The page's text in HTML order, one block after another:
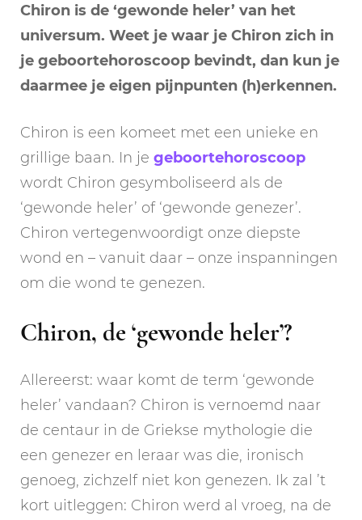
Chiron is de ‘gewonde heler’ van het
universum. Weet je waar je Chiron zich in
je geboortehoroscoop bevindt, dan kun je
daarmee je eigen pijnpunten (h)erkennen.
Chiron is een komeet met een unieke en
grillige baan. In je geboortehoroscoop
wordt Chiron gesymboliseerd als de
‘gewonde heler’ of ‘gewonde genezer’.
Chiron vertegenwoordigt onze diepste
wond en – vanuit daar – onze inspanningen
om die wond te genezen.
Chiron, de ‘gewonde heler’?
Allereerst: waar komt de term ‘gewonde
heler’ vandaan? Chiron is vernoemd naar
de centaur in de Griekse mythologie die
een genezer en leraar was die, ironisch
genoeg, zichzelf niet kon genezen. Ik zal ’t
kort uitleggen: Chiron werd al vroeg, na de